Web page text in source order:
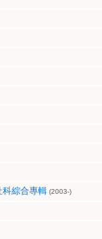
科綜合專輯 (2003-)